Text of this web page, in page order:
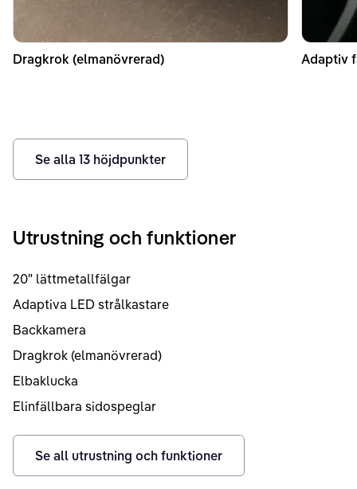
Dragkrok (elmanövrerad) Adaptiv
Se alla 13 höjdpunkter
Utrustning och funktioner
20" lättmetallfälgar
Adaptiva LED strålkastare
Backkamera
Dragkrok (elmanövrerad)
Elbaklucka
Elinfällbara sidospeglar
Se all utrustning och funktioner